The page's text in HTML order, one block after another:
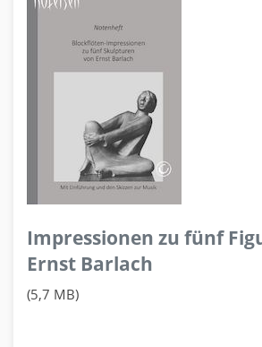
Impressionen zu fünf
Ernst Barlach
(5,7 MB)